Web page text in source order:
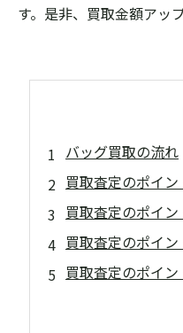
す。是非、買取金額アッ
バッグ買取の流れ
買取査定のポイ
買取査定のポイ
買取査定のポイ
買取査定のポイ